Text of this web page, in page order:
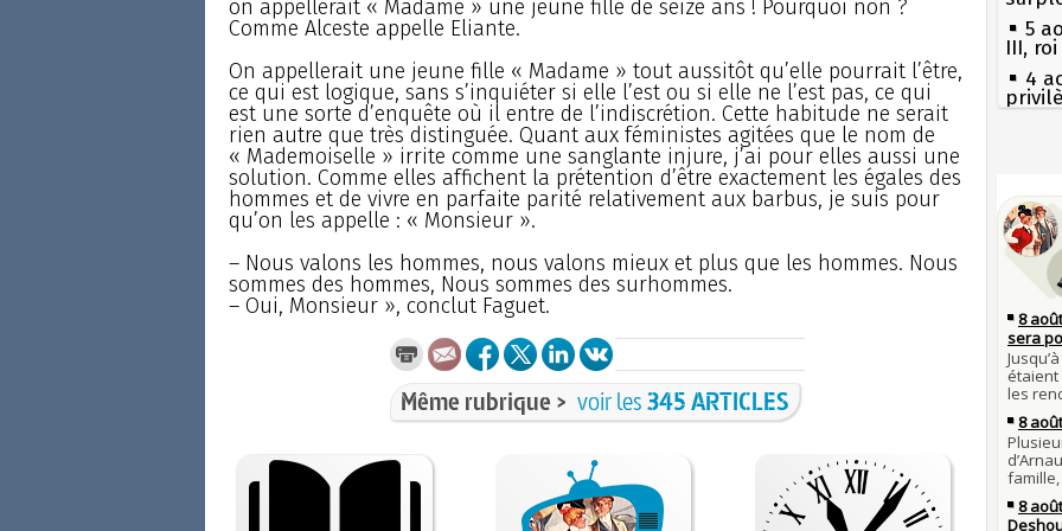
on appellerait « Madame » une jeune fille de seize ans ! Pourquoi non ?
Comme Alceste appelle Eliante.
On appellerait une jeune fille « Madame » tout aussitôt qu’elle pourrait l’être,
ce qui est logique, sans s’inquiéter si elle l’est ou si elle ne l’est pas, ce qui
est une sorte d’enquête où il entre de l’indiscrétion. Cette habitude ne serait
rien autre que très distinguée. Quant aux féministes agitées que le nom de
« Mademoiselle » irrite comme une sanglante injure, j’ai pour elles aussi une
solution. Comme elles affichent la prétention d’être exactement les égales des
hommes et de vivre en parfaite parité relativement aux barbus, je suis pour
qu’on les appelle : « Monsieur ».
– Nous valons les hommes, nous valons mieux et plus que les hommes. Nous
sommes des hommes, Nous sommes des surhommes.
– Oui, Monsieur », conclut Faguet.
Même rubrique > voir les345 ARTICLES
5
III,
4
2
31
les
en
30
29
27
mort
son